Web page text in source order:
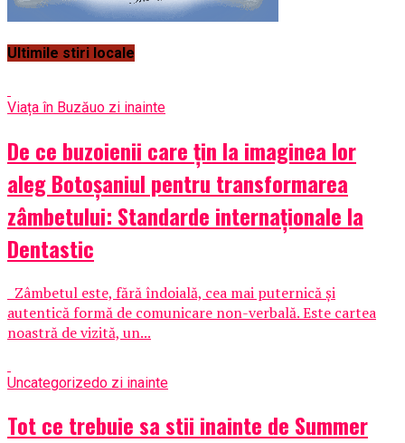
Ultimile stiri locale
Viața în Buzăuo zi inainte
De ce buzoienii care țin la imaginea lor
aleg Botoșaniul pentru transformarea
zâmbetului: Standarde internaționale la
Dentastic
Zâmbetul este, fără îndoială, cea mai puternică și
autentică formă de comunicare non-verbală. Este cartea
noastră de vizită, un...
Uncategorizedo zi inainte
Tot ce trebuie sa stii inainte de Summer